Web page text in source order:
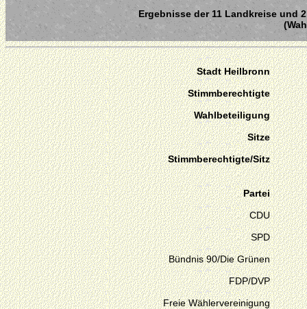
Ergebnisse der 11 Landkreise und
Stadt Heilbronn
Stimmberechtigte
Wahlbeteiligung
Sitze
Stimmberechtigte/Sitz
Partei
CDU
SPD
Bündnis 90/Die Grünen
FDP/DVP
Freie Wählervereinigung